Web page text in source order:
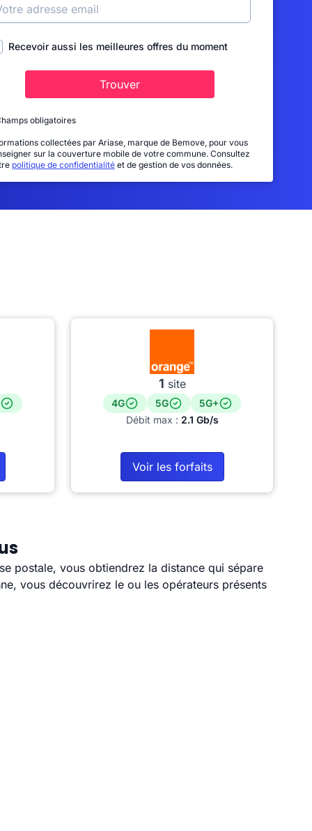
Recevoir aussi les meilleures offres du moment
Trouver
obligatoires
collectées par Ariase, marque de Bemove, pour vous
sur la couverture mobile de votre commune. Consultez
politique de confidentialité et de gestion de vos données.
1 site
4G 5G
5G+
Débit max : 2.1 Gb/s
Voir les forfaits
postale, vous obtiendrez la distance qui sépare
vous découvrirez le ou les opérateurs présents